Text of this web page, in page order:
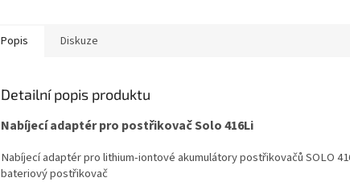
Popis Diskuze
Detailní popis produktu
Nabíjecí adaptér pro postřikovač Solo 416Li
Nabíjecí adaptérpro lithium-iontové akumulátorypostřikovačů SOLO
bateriový postřikovač